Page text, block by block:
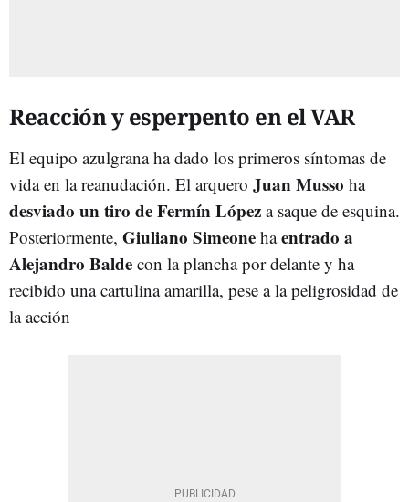
Reacción y esperpento en el VAR
El equipo azulgrana ha dado los primeros síntomas de
vida en la reanudación. El arquero Juan Musso ha
desviado un tiro de Fermín López a saque de esquina.
Posteriormente, Giuliano Simeone haentrado a
Alejandro Balde con la plancha por delante y ha
recibido una cartulina amarilla, pese a la peligrosidad de
la acción